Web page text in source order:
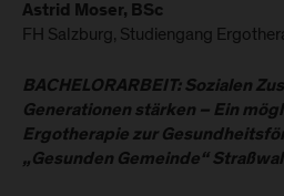
Astrid Moser, BSc
FH Salzburg, Studiengang
BACHELORARBEIT: Sozialen
Generationen stärken – Ein
Ergotherapie zur
„Gesunden Gemeinde“